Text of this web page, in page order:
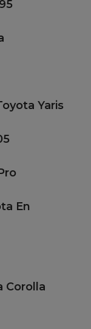
Yaris
En
Corolla